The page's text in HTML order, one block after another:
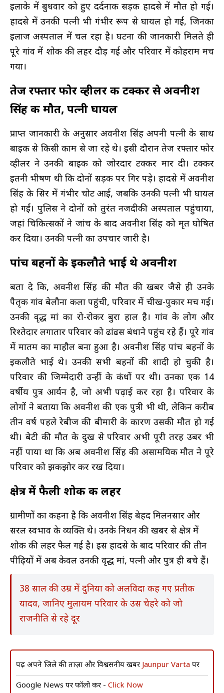
इलाके में बुधवार को हुए दर्दनाक सड़क हादसे में मौत हो गई।
हादसे में उनकी पत्नी भी गंभीर रूप से घायल हो गईं, जिनका
इलाज अस्पताल में चल रहा है। घटना की जानकारी मिलते ही
पूरे गांव में शोक की लहर दौड़ गई और परिवार में कोहराम मच
गया।
तेज रफ्तार फोर व्हीलर की टक्कर से अवनीश
सिंह की मौत, पत्नी घायल
प्राप्त जानकारी के अनुसार अवनीश सिंह अपनी पत्नी के साथ
बाइक से किसी काम से जा रहे थे। इसी दौरान तेज रफ्तार फोर
व्हीलर ने उनकी बाइक को जोरदार टक्कर मार दी। टक्कर
इतनी भीषण थी कि दोनों सड़क पर गिर पड़े। हादसे में अवनीश
सिंह के सिर में गंभीर चोट आई, जबकि उनकी पत्नी भी घायल
हो गईं। पुलिस ने दोनों को तुरंत नजदीकी अस्पताल पहुंचाया,
जहां चिकित्सकों ने जांच के बाद अवनीश सिंह को मृत घोषित
कर दिया। उनकी पत्नी का उपचार जारी है।
पांच बहनों के इकलौते भाई थे अवनीश
बता दे कि, अवनीश सिंह की मौत की खबर जैसे ही उनके
पैतृक गांव बेलौना कला पहुंची, परिवार में चीख-पुकार मच गई।
उनकी वृद्ध मां का रो-रोकर बुरा हाल है। गांव के लोग और
रिश्तेदार लगातार परिवार को ढांढस बंधाने पहुंच रहे हैं। पूरे गांव
में मातम का माहौल बना हुआ है। अवनीश सिंह पांच बहनों के
इकलौते भाई थे। उनकी सभी बहनों की शादी हो चुकी है।
परिवार की जिम्मेदारी उन्हीं के कंधों पर थी। उनका एक 14
वर्षीय पुत्र आर्यन है, जो अभी पढ़ाई कर रहा है। परिवार के
लोगों ने बताया कि अवनीश की एक पुत्री भी थी, लेकिन करीब
तीन वर्ष पहले रेबीज की बीमारी के कारण उसकी मौत हो गई
थी। बेटी की मौत के दुख से परिवार अभी पूरी तरह उबर भी
नहीं पाया था कि अब अवनीश सिंह की असामयिक मौत ने पूरे
परिवार को झकझोर कर रख दिया।
क्षेत्र में फैली शोक की लहर
ग्रामीणों का कहना है कि अवनीश सिंह बेहद मिलनसार और
सरल स्वभाव के व्यक्ति थे। उनके निधन की खबर से क्षेत्र में
शोक की लहर फैल गई है। इस हादसे के बाद परिवार की तीन
पीढ़ियों में अब केवल उनकी वृद्ध मां, पत्नी और पुत्र ही बचे हैं।
38 साल की उम्र में दुनिया को अलविदा कह गए प्रतीक
यादव, जानिए मुलायम परिवार के उस चेहरे को जो
राजनीति से रहे दूर
पढ़ें अपने जिले की ताज़ा और विश्वसनीय खबरें Jaunpur Varta पर
Google News पर फॉलो करें - Click Now